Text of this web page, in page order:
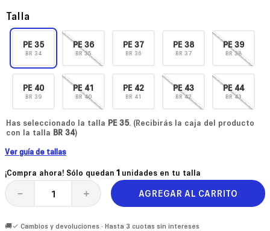
Talla
PE35
BR 34
PE36
BR35
PE37
BR 36
PE38
BR 37
PE39
BR38
PE 40
BR 39
PE 41
BR40
PE 42
BR 41
PE 43
BR42
PE 44
BR43
Has seleccionado la talla PE 35. (Recibirás la caja del producto
con la talla BR 34)
Ver guía de tallas
¡Compra ahora! Sólo quedan 1 unidades en tu talla
＋
－ AGREGAR AL CARRITO
🚚✓ Cambios y devoluciones · Hasta 3 cuotas sin intereses